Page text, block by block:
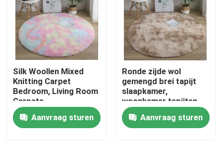
Huis
Silk Woollen Mixed
Knitting Carpet
Bedroom, Living Room
Carpets
Aanvraag sturen
Ronde zijde wol
gemengd brei tapijt
slaapkamer,
woonkamer tapijten
Aanvraag sturen